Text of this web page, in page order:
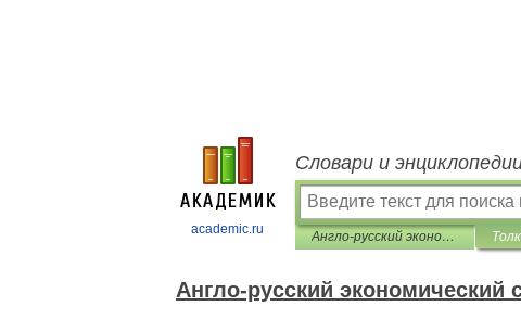
academic.ru
Словари и
Англо-русский экономический словарь
Англо-русский экономический